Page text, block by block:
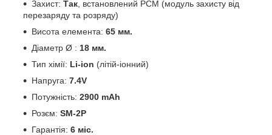
Захист: Так , встановлений PCM (модуль захисту від
перезаряду та розряду)
Висота елемента: 65 мм.
Діаметр Ø : 18 мм.
Тип хімії: Li-ion (літій-іонний)
Напруга: 7.4V
Потужність: 2900 mAh
Розєм: SM-2P
Гарантія: 6 міс.